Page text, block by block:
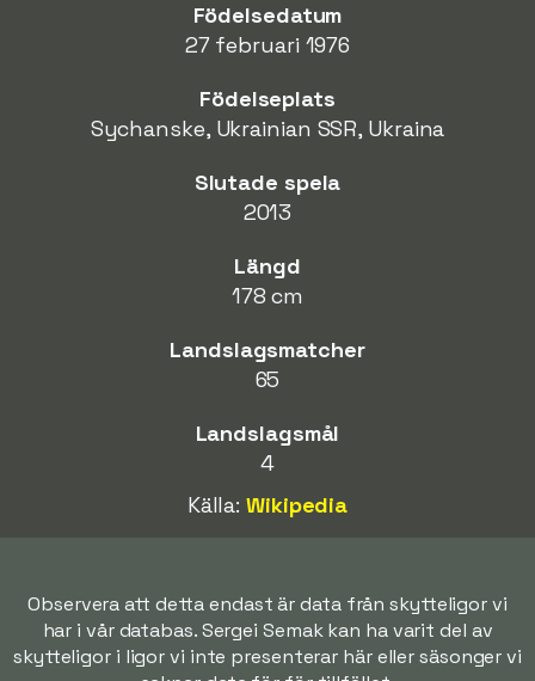
Födelsedatum
27 februari 1976
Födelseplats
Sychanske, Ukrainian SSR, Ukraina
Slutade spela
2013
Längd
178 cm
Landslagsmatcher
65
Landslagsmål
4
Källa:Wikipedia
Observera att detta endast är data från skytteligor vi
har i vår databas. Sergei Semak kan ha varit del av
skytteligor i ligor vi inte presenterar här eller säsonger vi